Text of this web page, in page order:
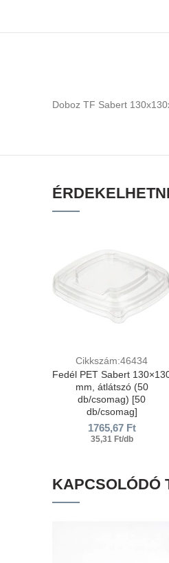
Doboz TF Sabert
Cikkszám:46434
Fedél PET Sabert
mm, átlátszó (50
db/csomag) [50
db/csomag]
1765,67 Ft
35,31 Ft/db
KAPCSOLÓDÓ